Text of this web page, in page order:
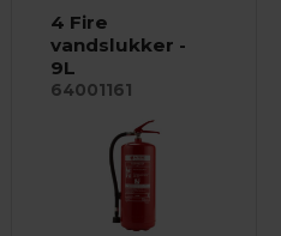
4 Fire
vandslukker -
9L
64001161